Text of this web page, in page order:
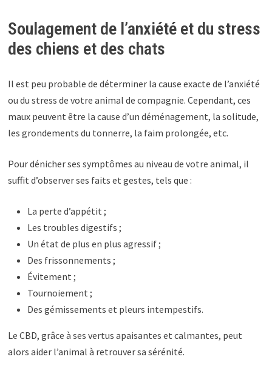
Soulagement de l’anxiété et du stress
des chiens et des chats
Il est peu probable de déterminer la cause exacte de l’anxiété
ou du stress de votre animal de compagnie. Cependant, ces
maux peuvent être la cause d’un déménagement, la solitude,
les grondements du tonnerre, la faim prolongée, etc.
Pour dénicher ses symptômes au niveau de votre animal, il
suffit d’observer ses faits et gestes, tels que :
La perte d’appétit ;
Les troubles digestifs ;
Un état de plus en plus agressif ;
Des frissonnements ;
Évitement ;
Tournoiement ;
Des gémissements et pleurs intempestifs.
Le CBD, grâce à ses vertus apaisantes et calmantes, peut
alors aider l’animal à retrouver sa sérénité.